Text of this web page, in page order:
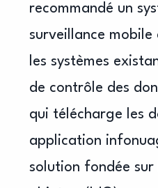
recommandé un
surveillance mobile
les systèmes
de contrôle des
qui télécharge les
application
solution fondée sur